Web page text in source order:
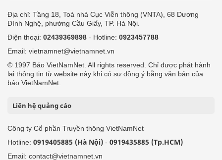
Địa chỉ: Tầng 18, Toà nhà Cục Viễn thông (VNTA), 68 Dương
Đình Nghệ, phường Cầu Giấy, TP. Hà Nội.
Điện thoại: 02439369898 - Hotline: 0923457788
Email: vietnamnet@vietnamnet.vn
© 1997 Báo VietNamNet. All rights reserved. Chỉ được phát hành
lại thông tin từ website này khi có sự đồng ý bằng văn bản của
báo VietNamNet.
Liên hệ quảng cáo
Công ty Cổ phần Truyền thông VietNamNet
Hotline: 0919405885 (Hà Nội) - 0919435885 (Tp.HCM)
Email: contact@vietnamnet.vn